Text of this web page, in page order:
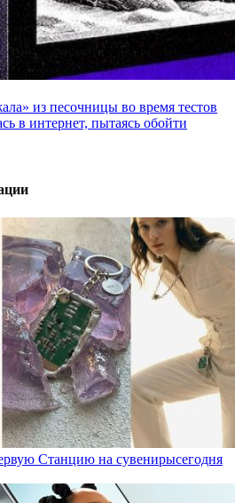
из песочницы во время тестов
в интернет, пытаясь обойти
Станцию на сувенирысегодня